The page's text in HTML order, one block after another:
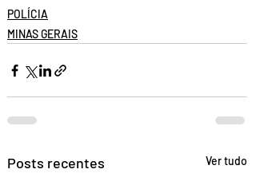
POLÍCIA
MINAS GERAIS
Posts recentes Ver tudo